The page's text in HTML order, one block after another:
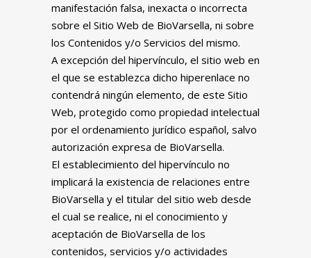
manifestación falsa, inexacta o incorrecta
sobre el Sitio Web de BioVarsella, ni sobre
los Contenidos y/o Servicios del mismo.
A excepción del hipervínculo, el sitio web en
el que se establezca dicho hiperenlace no
contendrá ningún elemento, de este Sitio
Web, protegido como propiedad intelectual
por el ordenamiento jurídico español, salvo
autorización expresa de BioVarsella.
El establecimiento del hipervínculo no
implicará la existencia de relaciones entre
BioVarsella y el titular del sitio web desde
el cual se realice, ni el conocimiento y
aceptación de BioVarsella de los
contenidos, servicios y/o actividades